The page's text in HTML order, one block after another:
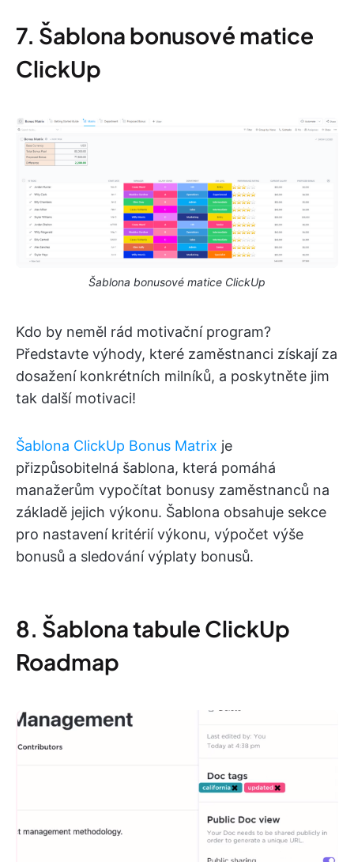
7. Šablona bonusové matice
ClickUp
Šablona bonusové matice ClickUp
Kdo by neměl rád motivační program?
Představte výhody, které zaměstnanci získají za
dosažení konkrétních milníků, a poskytněte jim
tak další motivaci!
Šablona ClickUp Bonus Matrix je
přizpůsobitelná šablona, která pomáhá
manažerům vypočítat bonusy zaměstnanců na
základě jejich výkonu. Šablona obsahuje sekce
pro nastavení kritérií výkonu, výpočet výše
bonusů a sledování výplaty bonusů.
8. Šablona tabule ClickUp
Roadmap